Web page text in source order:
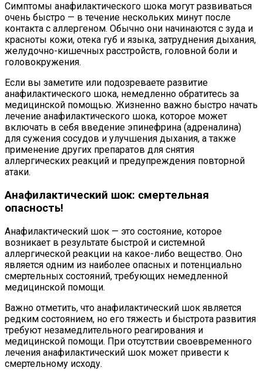
Симптомы анафилактического шока могут развиваться
очень быстро — в течение нескольких минут после
контакта с аллергеном. Обычно они начинаются с зуда и
красноты кожи, отека губ и языка, затруднения дыхания,
желудочно-кишечных расстройств, головной боли и
головокружения.
Если вы заметите или подозреваете развитие
анафилактического шока, немедленно обратитесь за
медицинской помощью. Жизненно важно быстро начать
лечение анафилактического шока, которое может
включать в себя введение эпинефрина (адреналина)
для сужения сосудов и улучшения дыхания, а также
применение других препаратов для снятия
аллергических реакций и предупреждения повторной
атаки.
Анафилактический шок: смертельная
опасность!
Анафилактический шок — это состояние, которое
возникает в результате быстрой и системной
аллергической реакции на какое-либо вещество. Оно
является одним из наиболее опасных и потенциально
смертельных состояний, требующих немедленной
медицинской помощи.
Важно отметить, что анафилактический шок является
редким состоянием, но его тяжесть и быстрота развития
требуют незамедлительного реагирования и
медицинской помощи. При отсутствии своевременного
лечения анафилактический шок может привести к
смертельному исходу.